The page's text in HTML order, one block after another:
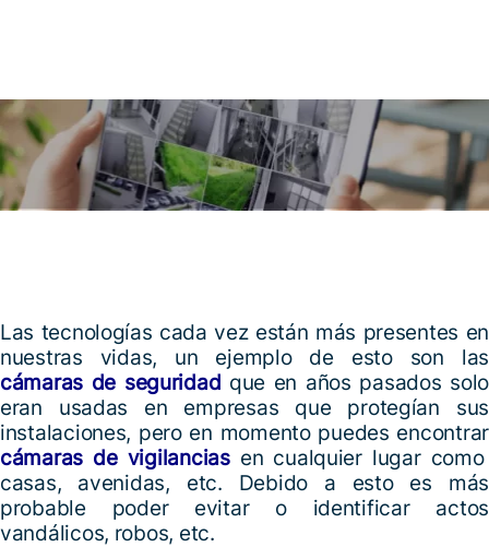
Las tecnologías cada vez están más presentes en
nuestras vidas, un ejemplo de esto son las
cámaras de seguridad que en años pasados solo
eran usadas en empresas que protegían sus
instalaciones, pero en momento puedes encontrar
cámaras de vigilancias en cualquier lugar como
casas, avenidas, etc. Debido a esto es más
probable poder evitar o identificar actos
vandálicos, robos, etc.